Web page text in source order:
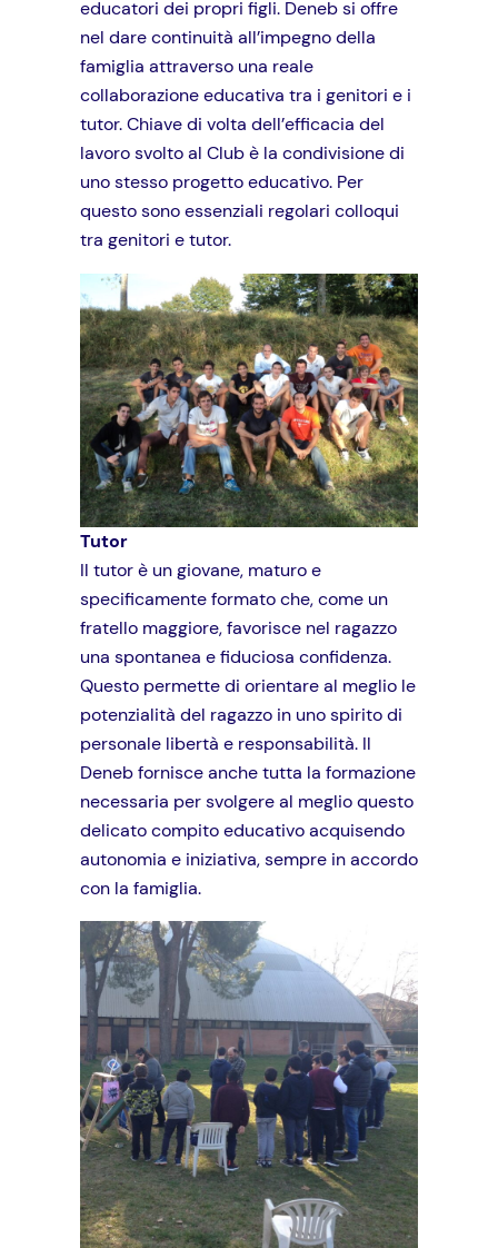
educatori dei propri figli. Deneb si offre
nel dare continuità all’impegno della
famiglia attraverso una reale
collaborazione educativa tra i genitori e i
tutor. Chiave di volta dell’efficacia del
lavoro svolto al Club è la condivisione di
uno stesso progetto educativo. Per
questo sono essenziali regolari colloqui
tra genitori e tutor.
Tutor
Il tutor è un giovane, maturo e
specificamente formato che, come un
fratello maggiore, favorisce nel ragazzo
una spontanea e fiduciosa confidenza.
Questo permette di orientare al meglio le
potenzialità del ragazzo in uno spirito di
personale libertà e responsabilità. Il
Deneb fornisce anche tutta la formazione
necessaria per svolgere al meglio questo
delicato compito educativo acquisendo
autonomia e iniziativa, sempre in accordo
con la famiglia.